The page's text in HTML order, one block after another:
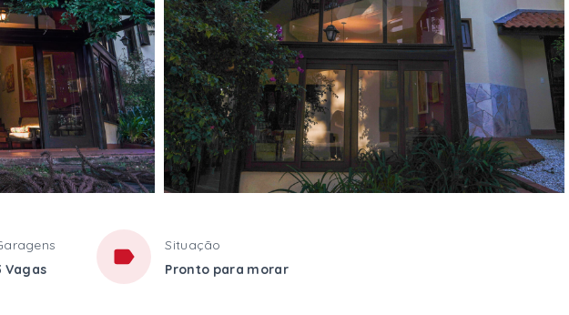
Vagas
Situação
Pronto para morar